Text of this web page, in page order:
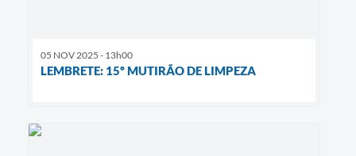
05 NOV 2025 - 13h00
LEMBRETE: 15º MUTIRÃO DE LIMPEZA